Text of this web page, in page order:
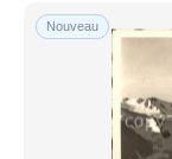
Nouveau